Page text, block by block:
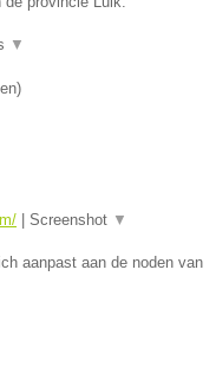
▼
)
Screenshot ▼
aanpast aan de noden van